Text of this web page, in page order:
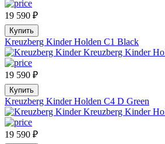
19 590 ₽
Купить
Kreuzberg Kinder Holden C1 Black
19 590 ₽
Купить
Kreuzberg Kinder Holden C4 D Green
19 590 ₽